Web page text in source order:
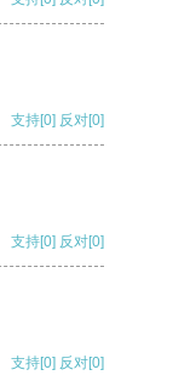
支持[0] 反对[0]
支持[0] 反对[0]
支持[0] 反对[0]